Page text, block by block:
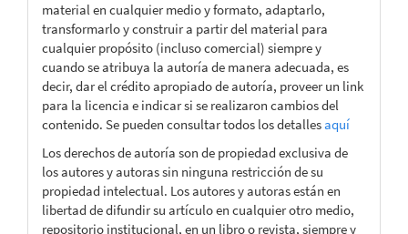
material en cualquier medio y formato, adaptarlo,
transformarlo y construir a partir del material para
cualquier propósito (incluso comercial) siempre y
cuando se atribuya la autoría de manera adecuada, es
decir, dar el crédito apropiado de autoría, proveer un link
para la licencia e indicar si se realizaron cambios del
contenido. Se pueden consultar todos los detallesaquí
Los derechos de autoría son de propiedad exclusiva de
los autores y autoras sin ninguna restricción de su
propiedad intelectual. Los autores y autoras están en
libertad de difundir su artículo en cualquier otro medio,
repositorio institucional, en un libro o revista, siempre y